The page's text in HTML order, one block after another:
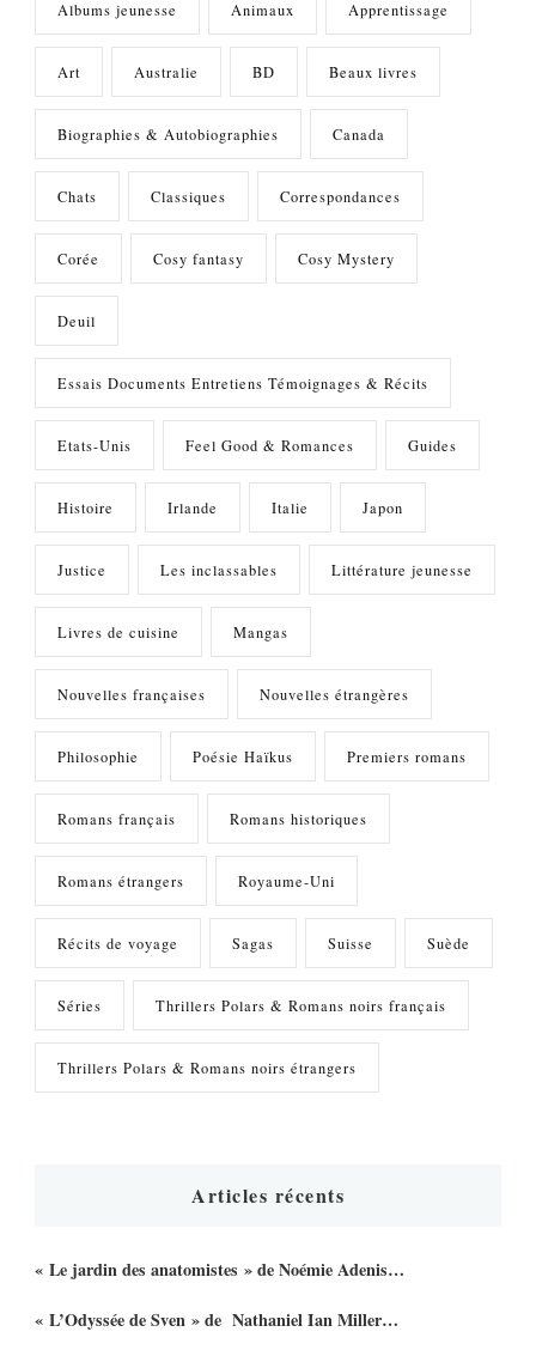
Albums jeunesse Animaux Apprentissage
Art Australie BD Beaux livres
Biographies & Autobiographies Canada
Chats Classiques Correspondances
Corée Cosy fantasy Cosy Mystery
Deuil
Essais Documents Entretiens Témoignages & Récits
Etats-Unis Feel Good & Romances Guides
Histoire Irlande Italie Japon
Justice Les inclassables Littérature jeunesse
Livres de cuisine Mangas
Nouvelles françaises Nouvelles étrangères
Philosophie Poésie Haïkus Premiers romans
Romans français Romans historiques
Romans étrangers Royaume-Uni
Récits de voyage Sagas Suisse Suède
Séries Thrillers Polars & Romans noirs français
Thrillers Polars & Romans noirs étrangers
Articles récents
« Le jardin des anatomistes » de Noémie Adenis…
« L’Odyssée de Sven » de Nathaniel Ian Miller…